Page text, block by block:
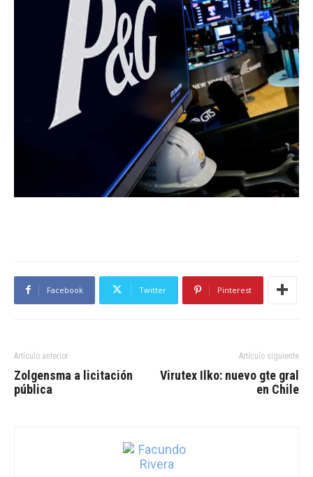
Facebook Twitter Pinterest
Artículo anterior
Zolgensma a licitación
pública
Artículo siguiente
Virutex Ilko: nuevo gte gral
en Chile